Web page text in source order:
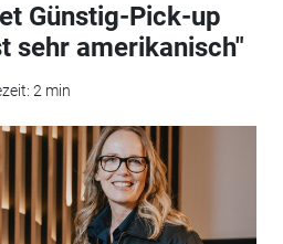
Günstig-Pick-up
sehr amerikanisch"
2 min